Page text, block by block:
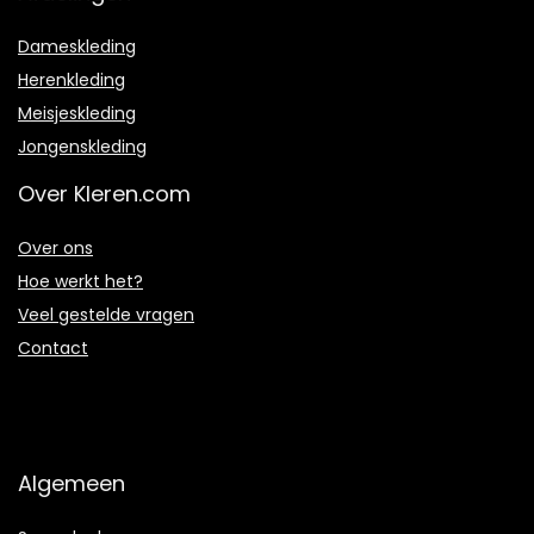
Dameskleding
Herenkleding
Meisjeskleding
Jongenskleding
Over Kleren.com
Over ons
Hoe werkt het?
Veel gestelde vragen
Contact
Algemeen